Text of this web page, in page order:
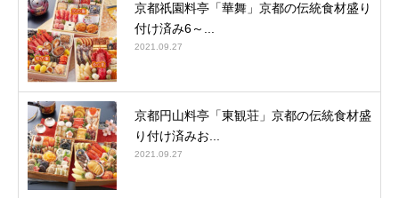
京都祇園料亭「華舞」京都の伝統食材盛り
付け済み6～...
2021.09.27
京都円山料亭「東観荘」京都の伝統食材盛
り付け済みお...
2021.09.27